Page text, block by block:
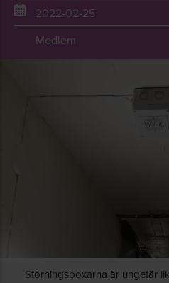
2022-02-25
Medlem
Störningsboxarna är ungefär